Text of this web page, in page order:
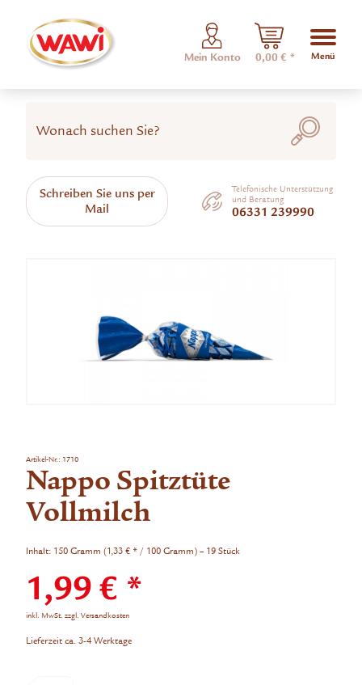
Mein Konto 0,00 € * Menü
Schreiben Sie uns per
Mail
Telefonische Unterstützung
und Beratung
06331 239990
Artikel-Nr.: 1710
Nappo Spitztüte
Vollmilch
Inhalt: 150 Gramm (1,33 € * / 100 Gramm) – 19 Stück
1,99 € *
inkl. MwSt.zzgl. Versandkosten
Lieferzeit ca. 3-4 Werktage